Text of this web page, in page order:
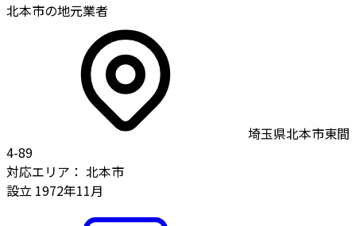
北本市の地元業者
埼玉県北本市東間
4-89
対応エリア： 北本市
設立 1972年11月